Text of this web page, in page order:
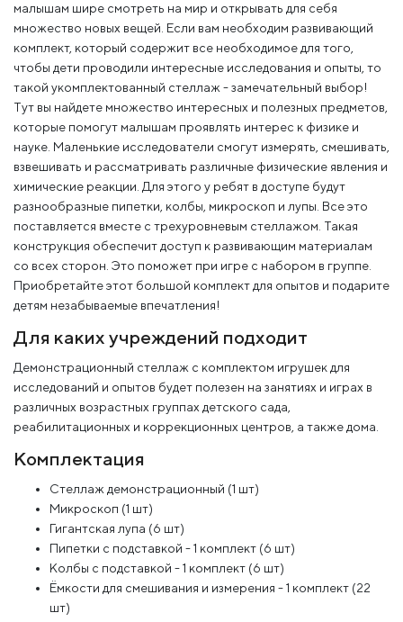
малышам шире смотреть на мир и открывать для себя
множество новых вещей. Если вам необходим развивающий
комплект, который содержит все необходимое для того,
чтобы дети проводили интересные исследования и опыты, то
такой укомплектованный стеллаж - замечательный выбор!
Тут вы найдете множество интересных и полезных предметов,
которые помогут малышам проявлять интерес к физике и
науке. Маленькие исследователи смогут измерять, смешивать,
взвешивать и рассматривать различные физические явления и
химические реакции. Для этого у ребят в доступе будут
разнообразные пипетки, колбы, микроскоп и лупы. Все это
поставляется вместе с трехуровневым стеллажом. Такая
конструкция обеспечит доступ к развивающим материалам
со всех сторон. Это поможет при игре с набором в группе.
Приобретайте этот большой комплект для опытов и подарите
детям незабываемые впечатления!
Для каких учреждений подходит
Демонстрационный стеллаж с комплектом игрушек для
исследований и опытов будет полезен на занятиях и играх в
различных возрастных группах детского сада,
реабилитационных и коррекционных центров, а также дома.
Комплектация
Стеллаж демонстрационный (1 шт)
Микроскоп (1 шт)
Гигантская лупа (6 шт)
Пипетки с подставкой - 1 комплект (6 шт)
Колбы с подставкой - 1 комплект (6 шт)
Ёмкости для смешивания и измерения - 1 комплект (22
шт)